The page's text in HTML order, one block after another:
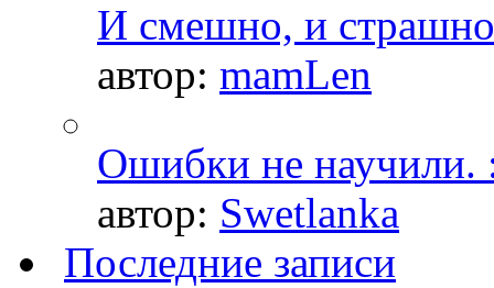
И смешно, и
автор: mamLen
Ошибки не научили.
автор: Swetlanka
Последние записи